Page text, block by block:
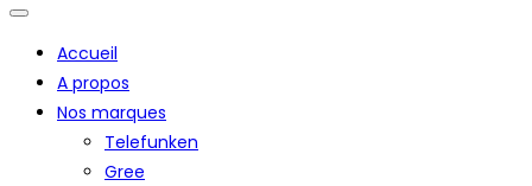
Accueil
A propos
Nos marques
Telefunken
Gree